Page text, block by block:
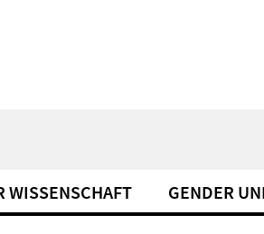
WISSENSCHAFT GENDER